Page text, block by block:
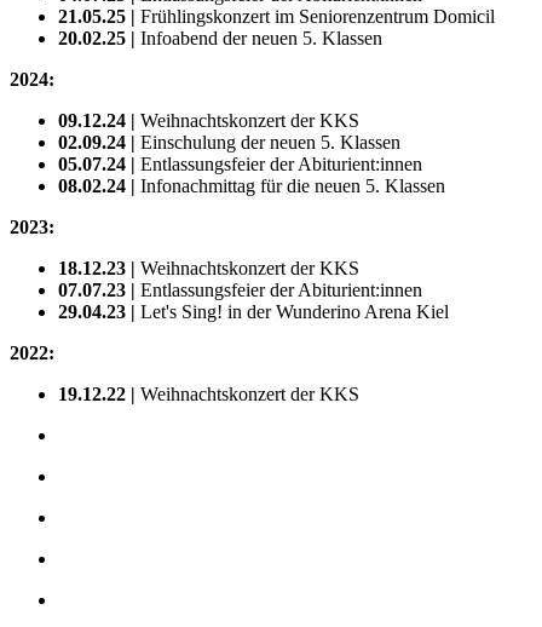
21.05.25 | Frühlingskonzert im Seniorenzentrum Domicil
20.02.25 | Infoabend der neuen 5. Klassen
2024:
09.12.24 | Weihnachtskonzert der KKS
02.09.24 | Einschulung der neuen 5. Klassen
05.07.24 | Entlassungsfeier der Abiturient:innen
08.02.24 | Infonachmittag für die neuen 5. Klassen
2023:
18.12.23 | Weihnachtskonzert der KKS
07.07.23 | Entlassungsfeier der Abiturient:innen
29.04.23 | Let's Sing! in der Wunderino Arena Kiel
2022:
19.12.22 | Weihnachtskonzert der KKS